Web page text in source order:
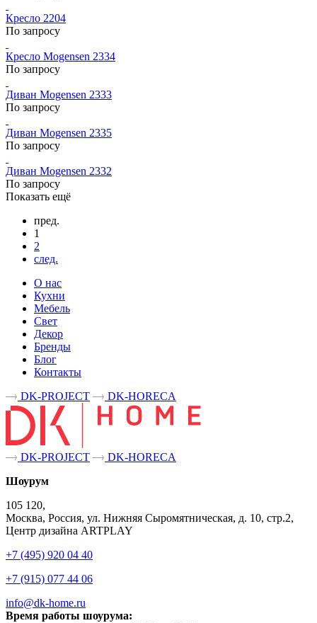
Кресло 2204
По запросу
Кресло Mogensen 2334
По запросу
Диван Mogensen 2333
По запросу
Диван Mogensen 2335
По запросу
Диван Mogensen 2332
По запросу
Показать ещё
пред.
1
2
след.
О нас
Кухни
Мебель
Свет
Декор
Бренды
Блог
Контакты
DK-PROJECT
DK-HORECA
DK-PROJECT
DK-HORECA
Шоурум
105 120,
Москва, Россия, ул. Нижняя Сыромятническая, д. 10, стр.2,
Центр дизайна ARTPLAY
+7 (495) 920 04 40
+7 (915) 077 44 06
info@dk-home.ru
Время работы шоурума: